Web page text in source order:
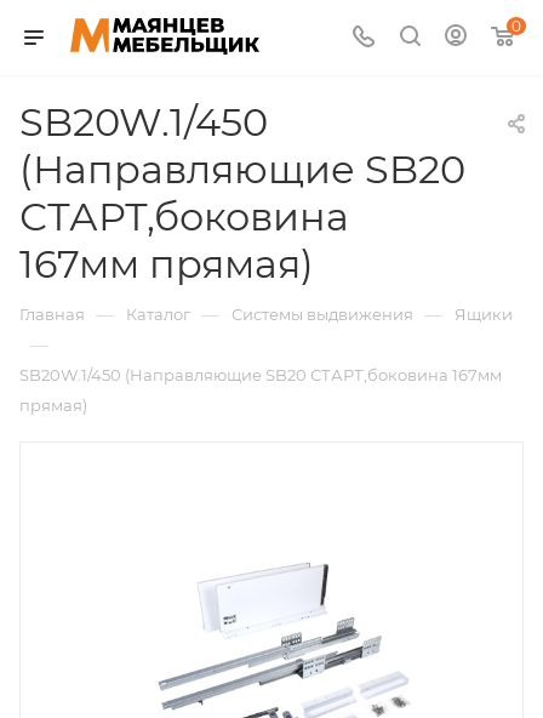
0
SB20W.1/450
(Направляющие SB20
СТАРТ,боковина
167мм прямая)
Главная — Каталог — Системы выдвижения — Ящики
—
SB20W.1/450 (Направляющие SB20 СТАРТ,боковина 167мм
прямая)